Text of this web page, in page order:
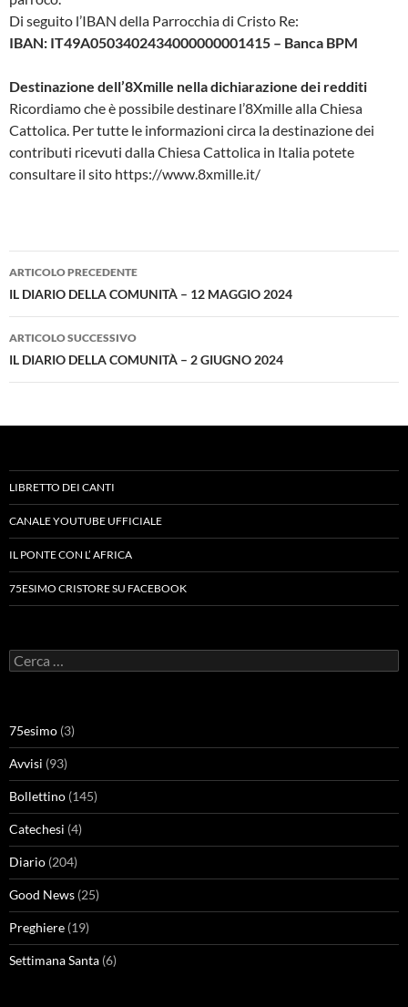
Di seguito l’IBAN della Parrocchia di Cristo Re:
IBAN: IT49A0503402434000000001415 – Banca BPM
Destinazione dell’8Xmille nella dichiarazione dei redditi
Ricordiamo che è possibile destinare l’8Xmille alla Chiesa
Cattolica. Per tutte le informazioni circa la destinazione dei
contributi ricevuti dalla Chiesa Cattolica in Italia potete
consultare il sito https://www.8xmille.it/
Navigazione
articolo
ARTICOLO PRECEDENTE
IL DIARIO DELLA COMUNITÀ – 12 MAGGIO 2024
ARTICOLO SUCCESSIVO
IL DIARIO DELLA COMUNITÀ – 2 GIUGNO 2024
LIBRETTO DEI CANTI
CANALE YOUTUBE UFFICIALE
IL PONTE CON L’ AFRICA
75ESIMO CRISTORE SU FACEBOOK
Ricerca
per:
75esimo (3)
Avvisi (93)
Bollettino (145)
Catechesi (4)
Diario (204)
Good News (25)
Preghiere (19)
Settimana Santa (6)